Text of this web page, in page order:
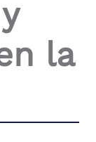
la